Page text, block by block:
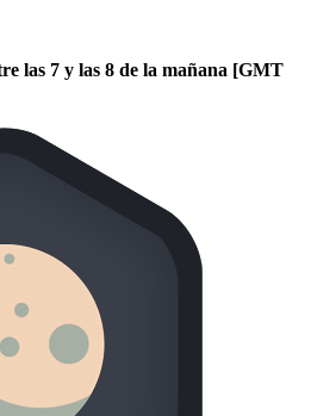
las 7 y las 8 de la mañana [GMT